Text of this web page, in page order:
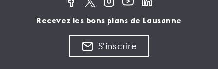
Recevez les bons plans de Lausanne
S'inscrire